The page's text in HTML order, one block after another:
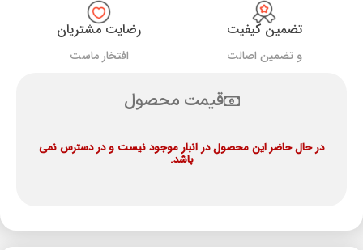
تضمین کیفیت
و تضمین اصالت
رضایت مشتریان
افتخار ماست
قیمت محصول
در حال حاضر این محصول در انبار موجود نیست و در دسترس نمی
باشد.